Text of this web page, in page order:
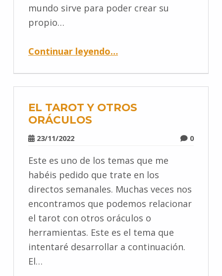
mundo sirve para poder crear su
propio…
Continuar leyendo…
EL TAROT Y OTROS
ORÁCULOS
23/11/2022 0
Este es uno de los temas que me
habéis pedido que trate en los
directos semanales. Muchas veces nos
encontramos que podemos relacionar
el tarot con otros oráculos o
herramientas. Este es el tema que
intentaré desarrollar a continuación.
El…